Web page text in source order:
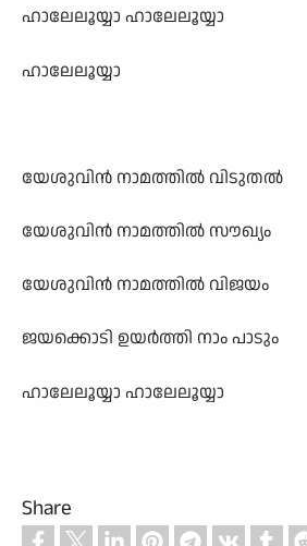
ഹാലേലൂയ്യാ ഹാലേലൂയ്യാ
ഹാലേലൂയ്യാ
യേശുവിന്‍ നാമത്തില്‍ വിടുതല്‍
യേശുവിന്‍ നാമത്തില്‍ സൗഖ‍്യം
യേശുവിന്‍ നാമത്തില്‍ വിജയം
ജയക്കൊടി ഉയര്‍ത്തി നാം പാടും
ഹാലേലൂയ്യാ ഹാലേലൂയ്യാ
Share